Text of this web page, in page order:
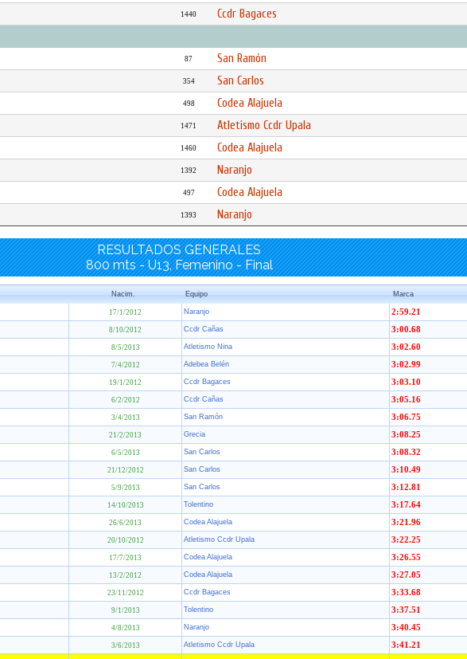
1440 Ccdr Bagaces
87 San Ramón
354 San Carlos
498 Codea Alajuela
1471 Atletismo Ccdr Upala
1460 Codea Alajuela
1392 Naranjo
497 Codea Alajuela
1393 Naranjo
RESULTADOS GENERALES
800 mts - U13, Femenino - Final
Nacim. Equipo Marca
17/1/2012 Naranjo 2:59.21
8/10/2012 Ccdr Cañas 3:00.68
8/5/2013 Atletismo Nina 3:02.60
7/4/2012 Adebea Belén 3:02.99
19/1/2012 Ccdr Bagaces 3:03.10
6/2/2012 Ccdr Cañas 3:05.16
3/4/2013 San Ramón 3:06.75
21/2/2013 Grecia 3:08.25
6/5/2013 San Carlos 3:08.32
21/12/2012 San Carlos 3:10.49
5/9/2013 San Carlos 3:12.81
14/10/2013 Tolentino 3:17.64
26/6/2013 Codea Alajuela 3:21.96
20/10/2012 Atletismo Ccdr Upala 3:22.25
17/7/2013 Codea Alajuela 3:26.55
13/2/2012 Codea Alajuela 3:27.05
23/11/2012 Ccdr Bagaces 3:33.68
9/1/2013 Tolentino 3:37.51
4/8/2013 Naranjo 3:40.45
3/6/2013 Atletismo Ccdr Upala 3:41.21